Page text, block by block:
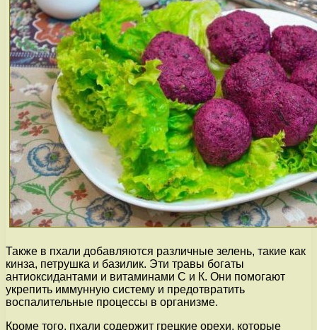
Также в пхали добавляются различные зелень, такие как
кинза, петрушка и базилик. Эти травы богаты
антиоксидантами и витаминами С и К. Они помогают
укрепить иммунную систему и предотвратить
воспалительные процессы в организме.
Кроме того, пхали содержит грецкие орехи, которые